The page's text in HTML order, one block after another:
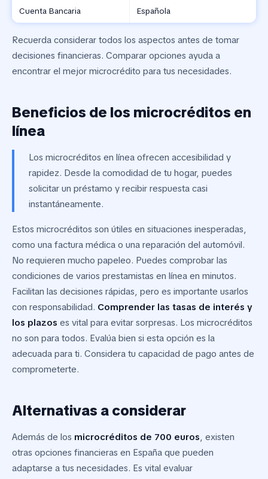
Cuenta Bancaria Española
Recuerda considerar todos los aspectos antes de tomar
decisiones financieras. Comparar opciones ayuda a
encontrar el mejor microcrédito para tus necesidades.
Beneficios de los microcréditos en
línea
Los microcréditos en línea ofrecen accesibilidad y
rapidez. Desde la comodidad de tu hogar, puedes
solicitar un préstamo y recibir respuesta casi
instantáneamente.
Estos microcréditos son útiles en situaciones inesperadas,
como una factura médica o una reparación del automóvil.
No requieren mucho papeleo. Puedes comprobar las
condiciones de varios prestamistas en línea en minutos.
Facilitan las decisiones rápidas, pero es importante usarlos
con responsabilidad. Comprender las tasas de interés y
los plazos es vital para evitar sorpresas. Los microcréditos
no son para todos. Evalúa bien si esta opción es la
adecuada para ti. Considera tu capacidad de pago antes de
comprometerte.
Alternativas a considerar
Además de los microcréditos de 700 euros, existen
otras opciones financieras en España que pueden
adaptarse a tus necesidades. Es vital evaluar